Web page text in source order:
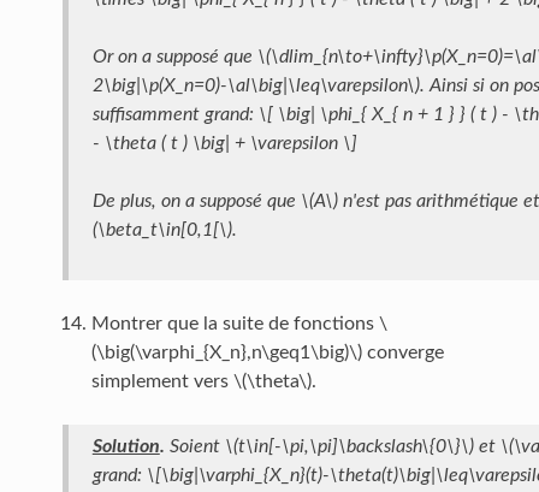
Or on a supposé que
2\big|\p(X_n=0)-\al\big|\leq\varepsilon\). Ainsi si on
suffisamment grand: \[ \big| \phi_{ X_{ n + 1 } } ( t ) -
- \theta ( t ) \big| + \varepsilon \]
De plus, on a supposé que \(A\) n'est pas
(\beta_t\in[0,1[\).
Montrer que la suite de fonctions \
(\big(\varphi_{X_n},n\geq1\big)\) converge
simplement vers \(\theta\).
Solution. Soient \(t\in[-\pi,\pi]\backslash\{0\}\) et
grand: \[\big|\varphi_{X_n}(t)-